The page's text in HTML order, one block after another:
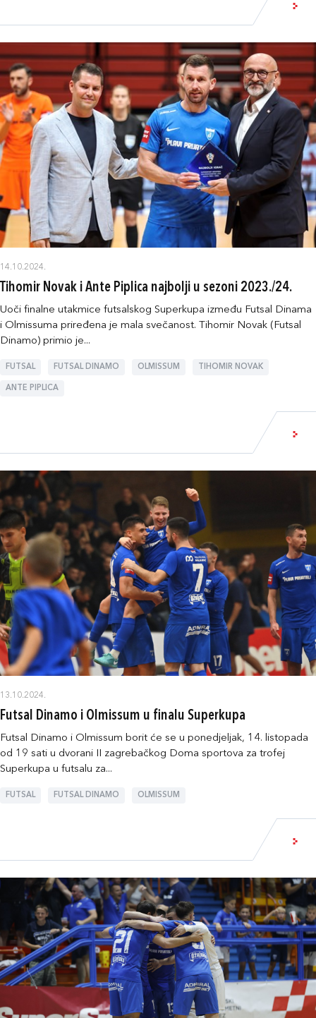
14.10.2024.
Tihomir Novak i Ante Piplica najbolji u sezoni 2023./24.
Uoči finalne utakmice futsalskog Superkupa između Futsal Dinama
i Olmissuma priređena je mala svečanost. Tihomir Novak (Futsal
Dinamo) primio je...
FUTSAL FUTSAL DINAMO OLMISSUM TIHOMIR NOVAK
ANTE PIPLICA
13.10.2024.
Futsal Dinamo i Olmissum u finalu Superkupa
Futsal Dinamo i Olmissum borit će se u ponedjeljak, 14. listopada
od 19 sati u dvorani II zagrebačkog Doma sportova za trofej
Superkupa u futsalu za...
FUTSAL FUTSAL DINAMO OLMISSUM